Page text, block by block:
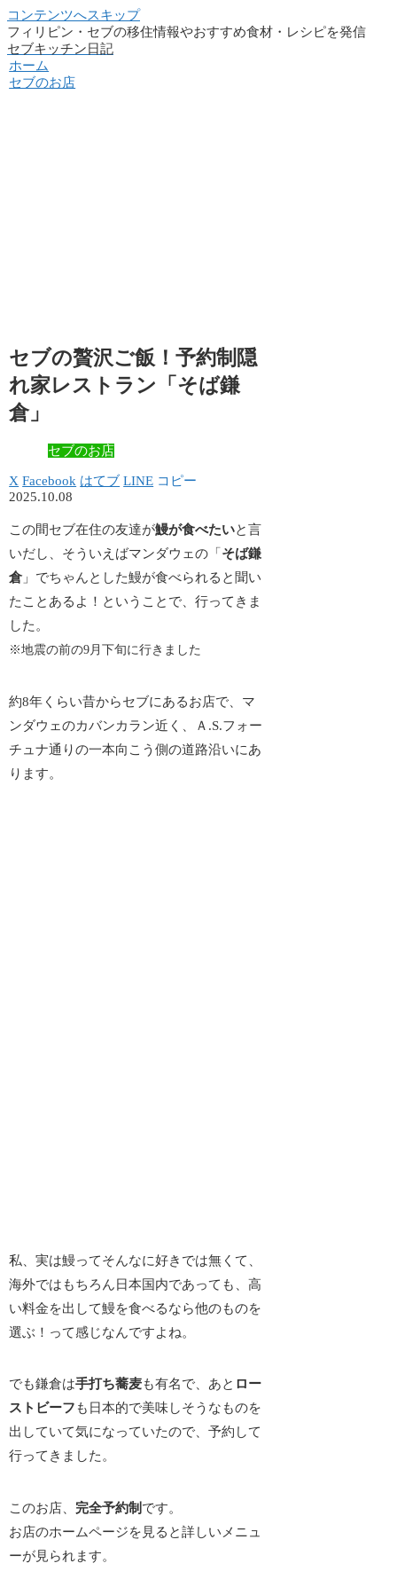
コンテンツへスキップ
フィリピン・セブの移住情報やおすすめ食材・レシピを発信
セブキッチン日記
ホーム
セブのお店
セブの贅沢ご飯！予約制隠
れ家レストラン「そば鎌
倉」
セブのお店
X Facebook はてブ LINE コピー
2025.10.08
この間セブ在住の友達が鰻が食べたいと言
いだし、そういえばマンダウェの「 そば鎌
倉」でちゃんとした鰻が食べられると聞い
たことあるよ！ということで、行ってきま
した。
※地震の前の9月下旬に行きました
約8年くらい昔からセブにあるお店で、マ
ンダウェのカバンカラン近く、Ａ.S.フォー
チュナ通りの一本向こう側の道路沿いにあ
ります。
私、実は鰻ってそんなに好きでは無くて、
海外ではもちろん日本国内であっても、高
い料金を出して鰻を食べるなら他のものを
選ぶ！って感じなんですよね。
でも鎌倉は手打ち蕎麦も有名で、あと ロー
ストビーフ も日本的で美味しそうなものを
出していて気になっていたので、予約して
行ってきました。
このお店、 完全予約制 です。
お店のホームページを見ると詳しいメニュ
ーが見られます。